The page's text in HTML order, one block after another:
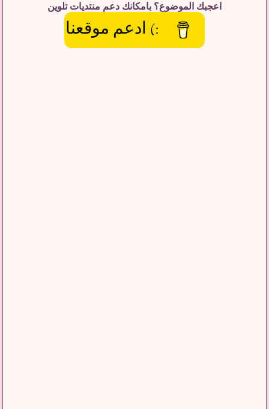
اعجبك الموضوع؟ بامكانك دعم منتديات تلوين
:) ادعم موقعنا